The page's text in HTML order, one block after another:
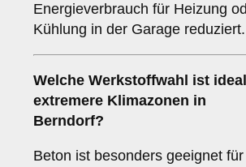
Energieverbrauch für Heizung
Kühlung in der Garage reduziert.
Welche Werkstoffwahl ist
extremere Klimazonen in
Berndorf?
Beton ist besonders geeignet für